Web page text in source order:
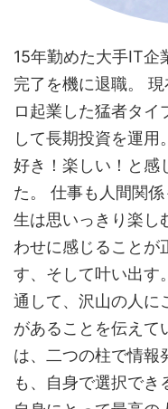
15年勤めた大手IT企
完了を機に退職。
ロ起業した猛者タイ
して長期投資を運用
好き！楽しい！と感
た。 仕事も人間関
生は思いっきり楽し
わせに感じることが
す、そして叶い出す
通して、沢山の人に
があることを伝えて
は、二つの柱で情報
も、自身で選択で